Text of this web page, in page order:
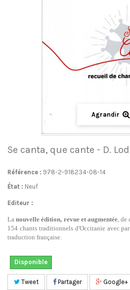
Agrandir
Se canta, que cante - D.
Référence : 978-2-918234-08-14
État : Neuf
Editeur :
Lanouvelle édition, revue et augmentée, de
154 chants traditionnels d'Occitanie avec
traduction française.
Disponible
Tweet Partager Google+